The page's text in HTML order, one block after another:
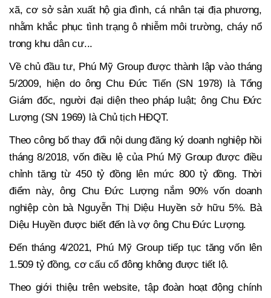
xã, cơ sở sản xuất hộ gia đình, cá nhân tại địa phương,
nhằm khắc phục tình trạng ô nhiễm môi trường, cháy nổ
trong khu dân cư...
Về chủ đầu tư, Phú Mỹ Group được thành lập vào tháng
5/2009, hiện do ông Chu Đức Tiến (SN 1978) là Tổng
Giám đốc, người đại diện theo pháp luật; ông Chu Đức
Lượng (SN 1969) là Chủ tịch HĐQT.
Theo công bố thay đổi nội dung đăng ký doanh nghiệp hồi
tháng 8/2018, vốn điều lệ của Phú Mỹ Group được điều
chỉnh tăng từ 450 tỷ đồng lên mức 800 tỷ đồng. Thời
điểm này, ông Chu Đức Lượng nắm 90% vốn doanh
nghiệp còn bà Nguyễn Thị Diệu Huyền sở hữu 5%. Bà
Diệu Huyền được biết đến là vợ ông Chu Đức Lượng.
Đến tháng 4/2021, Phú Mỹ Group tiếp tục tăng vốn lên
1.509 tỷ đồng, cơ cấu cổ đông không được tiết lộ.
Theo giới thiệu trên website, tập đoàn hoạt động chính